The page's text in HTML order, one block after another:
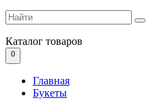
Каталог товаров
0
Главная
Букеты